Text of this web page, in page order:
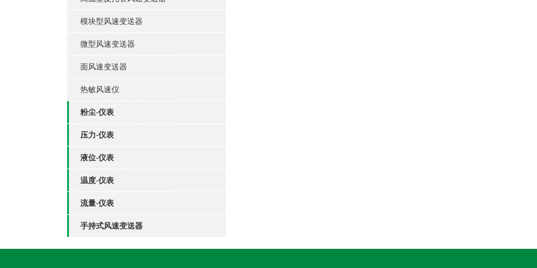
模块型风速变送器
微型风速变送器
面风速变送器
热敏风速仪
粉尘-仪表
压力-仪表
液位-仪表
温度-仪表
流量-仪表
手持式风速变送器